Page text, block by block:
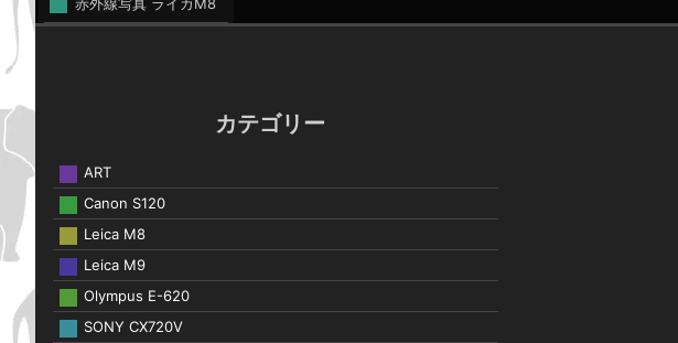
カテゴリー
ART
Canon S120
Leica M8
Leica M9
Olympus E-620
SONY CX720V